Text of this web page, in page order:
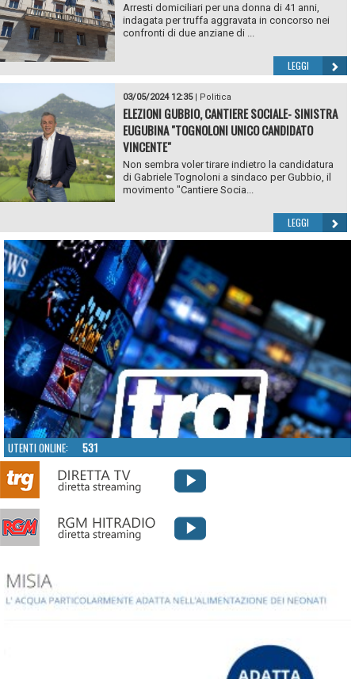
Arresti domiciliari per una donna di 41 anni,
indagata per truffa aggravata in concorso nei
confronti di due anziane di ...
LEGGI
03/05/2024 12:35| Politica
ELEZIONI GUBBIO, CANTIERE SOCIALE- SINISTRA
EUGUBINA "TOGNOLONI UNICO CANDIDATO
VINCENTE"
Non sembra voler tirare indietro la candidatura
di Gabriele Tognoloni a sindaco per Gubbio, il
movimento "Cantiere Socia...
LEGGI
UTENTI ONLINE: 531